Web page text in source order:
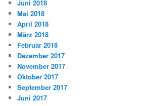
Juni 2018
Mai 2018
April 2018
März 2018
Februar 2018
Dezember 2017
November 2017
Oktober 2017
September 2017
Juni 2017